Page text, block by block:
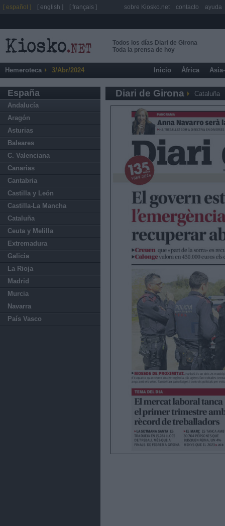
Todos los días Diari de Girona
Toda la prensa de hoy
Hemeroteca 3/Abr/2024 Inicio África
España
Andalucía
Aragón
Asturias
Baleares
C. Valenciana
Canarias
Cantabria
Castilla y León
Castilla-La Mancha
Cataluña
Ceuta y Melilla
Extremadura
Galicia
La Rioja
Madrid
Murcia
Navarra
País Vasco
Diari de Girona Cataluña
[ español ] [ english ] [ français ] sobre Kiosko.net contacto ayuda